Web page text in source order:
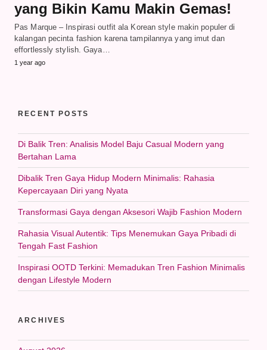
yang Bikin Kamu Makin Gemas!
Pas Marque – Inspirasi outfit ala Korean style makin populer di
kalangan pecinta fashion karena tampilannya yang imut dan
effortlessly stylish. Gaya…
1 year ago
RECENT POSTS
Di Balik Tren: Analisis Model Baju Casual Modern yang
Bertahan Lama
Dibalik Tren Gaya Hidup Modern Minimalis: Rahasia
Kepercayaan Diri yang Nyata
Transformasi Gaya dengan Aksesori Wajib Fashion Modern
Rahasia Visual Autentik: Tips Menemukan Gaya Pribadi di
Tengah Fast Fashion
Inspirasi OOTD Terkini: Memadukan Tren Fashion Minimalis
dengan Lifestyle Modern
ARCHIVES